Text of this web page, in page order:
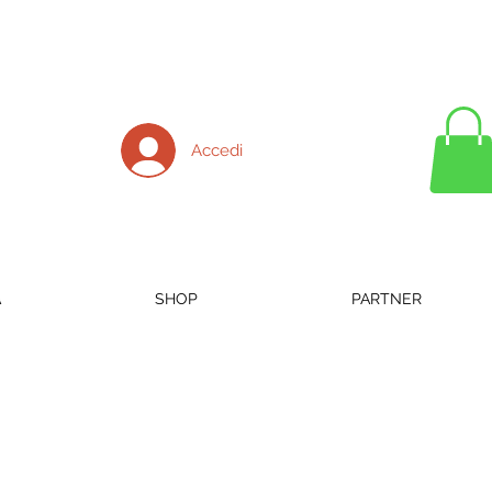
Accedi
SHOP PARTNER